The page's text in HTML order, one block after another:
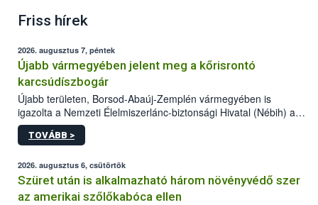
Friss hírek
2026. augusztus 7, péntek
Újabb vármegyében jelent meg a kőrisrontó
karcsúdíszbogár
Újabb területen, Borsod-Abaúj-Zemplén vármegyében is
igazolta a Nemzeti Élelmiszerlánc-biztonsági Hivatal (Nébih) a
kőrisrontó karcsúdíszbogár (Agrilus planipennis) jelenlétét. A
kártevőt nem csak színcsapdában találták meg, de már fertőzött
az intenzív felderítést, emellett az intézkedéseket a szlovák
hatósággal is összehangolják a terjedés megállítása érdekében.
TOVÁBB >
2026. augusztus 6, csütörtök
Szüret után is alkalmazható három növényvédő szer
az amerikai szőlőkabóca ellen